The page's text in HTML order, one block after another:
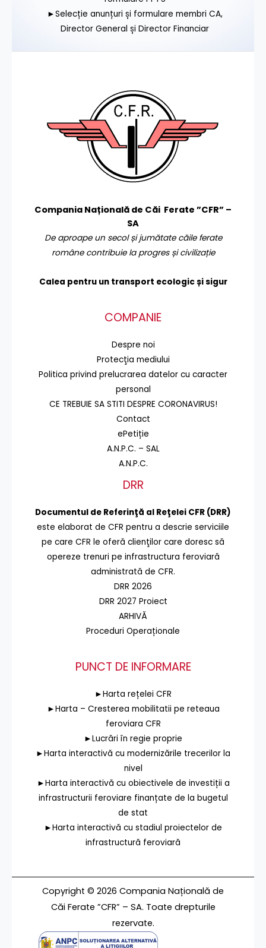
►Selecție anunțuri și formulare membri CA,
Director General și Director Financiar
Compania Națională de Căi Ferate ”CFR” –
SA
De aproape un secol și jumătate căile ferate
române contribuie la progres și civilizație
Calea pentru un transport ecologic și sigur
COMPANIE
Despre noi
Protecţia mediului
Politica privind prelucrarea datelor cu caracter
personal
CE TREBUIE SA STITI DESPRE CORONAVIRUS!
Contact
ePetiție
A.N.P.C. – SAL
A.N.P.C.
DRR
Documentul de Referinţă al Reţelei CFR (DRR)
este elaborat de CFR pentru a descrie serviciile
pe care CFR le oferă clienţilor care doresc să
opereze trenuri pe infrastructura feroviară
administrată de CFR.
DRR 2026
DRR 2027 Proiect
ARHIVĂ
Proceduri Operaționale
PUNCT DE INFORMARE
►Harta rețelei CFR
►Harta – Cresterea mobilitatii pe reteaua
feroviara CFR
►Lucrări în regie proprie
►Harta interactivă cu modernizările trecerilor la
nivel
►Harta interactivă cu obiectivele de investiții a
infrastructurii feroviare finanțate de la bugetul
de stat
►Harta interactivă cu stadiul proiectelor de
infrastructură feroviară
Copyright © 2026 Compania Națională de
Căi Ferate ”CFR” – SA. Toate drepturile
rezervate.